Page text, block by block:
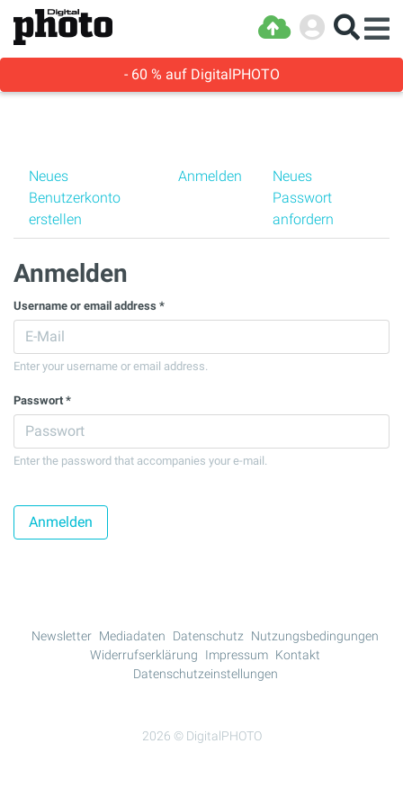
- 60 % auf DigitalPHOTO
Haupt-Reiter
Neues
Benutzerkonto
erstellen
Anmelden (aktiver Reiter)
Neues
Passwort
anfordern
Anmelden
Username or email address *
Enter your username or email address.
Passwort*
Enter the password that accompanies your e-mail.
2026 © DigitalPHOTO
Newsletter Mediadaten Datenschutz
Nutzungsbedingungen
Widerrufserklärung
Impressum Kontakt
Datenschutzeinstellungen